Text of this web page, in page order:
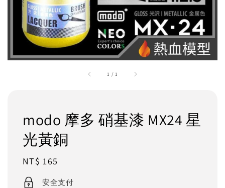
1 / 1
modo 摩多 硝基漆 MX24 星
光黃銅
Regular
price
NT$ 165
安全支付